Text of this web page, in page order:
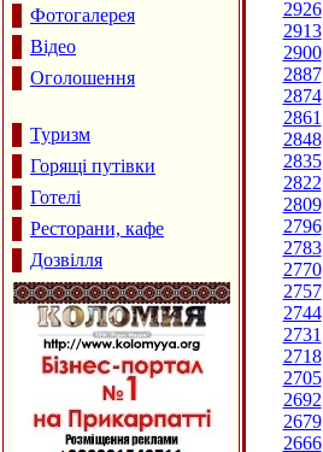
Фотогалерея
Відео
Оголошення
Туризм
Горящі путівки
Готелі
Ресторани, кафе
Дозвілля
2926
2913
2900
2887
2874
2861
2848
2835
2822
2809
2796
2783
2770
2757
2744
2731
2718
2705
2692
2679
2666